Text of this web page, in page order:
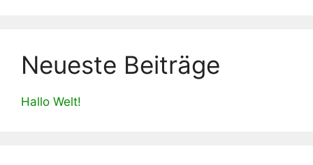
Neueste Beiträge
Hallo Welt!